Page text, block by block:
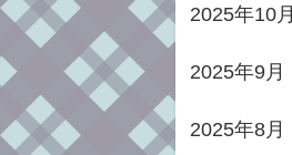
2025年10月
2025年9月
2025年8月